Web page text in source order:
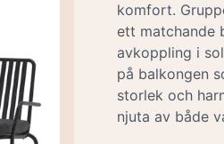
komfort.
ett matchande
avkoppling i
på balkongen
storlek och
njuta av både